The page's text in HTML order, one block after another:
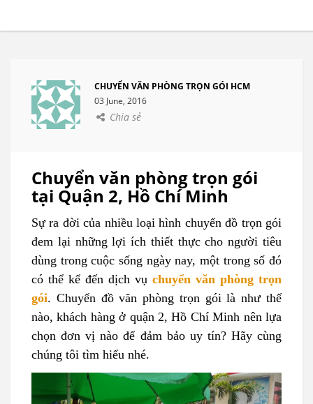
CHUYỂN VĂN PHÒNG TRỌN GÓI HCM
03 June, 2016
Chia sẻ
Chuyển văn phòng trọn gói
tại Quận 2, Hồ Chí Minh
Sự ra đời của nhiều loại hình chuyển đồ trọn gói
đem lại những lợi ích thiết thực cho người tiêu
dùng trong cuộc sống ngày nay, một trong số đó
có thể kể đến dịch vụ chuyển văn phòng trọn
gói. Chuyển đồ văn phòng trọn gói là như thế
nào, khách hàng ở quận 2, Hồ Chí Minh nên lựa
chọn đơn vị nào để đảm bảo uy tín? Hãy cùng
chúng tôi tìm hiểu nhé.